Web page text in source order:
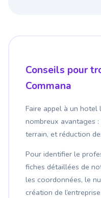
Conseils pour
Commana
Faire appel à un hotel
nombreux avantages
terrain, et réduction
Pour identifier le
fiches détaillées de
les coordonnées, le
création de